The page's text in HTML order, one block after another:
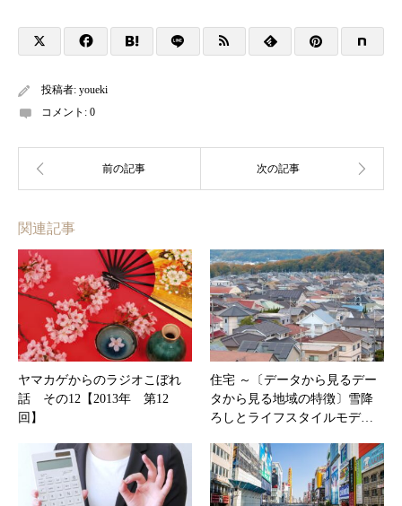
投稿者: youeki
コメント: 0
関連記事
ヤマカゲからのラジオこぼれ
話 その12【2013年 第12
回】
住宅 ～〔データから見るデー
タから見る地域の特徴〕雪降
ろしとライフスタイルモデ…